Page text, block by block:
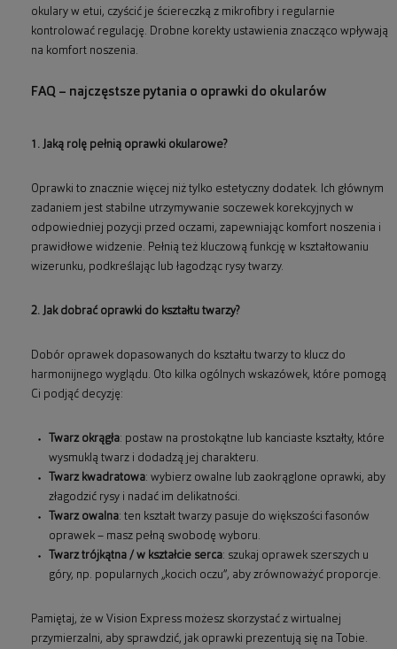
okulary w etui, czyścić je ściereczką z mikrofibry i regularnie
kontrolować regulację. Drobne korekty ustawienia znacząco wpływają
na komfort noszenia.
FAQ – najczęstsze pytania o oprawki do okularów
1. Jaką rolę pełnią oprawki okularowe?
Oprawki to znacznie więcej niż tylko estetyczny dodatek. Ich głównym
zadaniem jest stabilne utrzymywanie soczewek korekcyjnych w
odpowiedniej pozycji przed oczami, zapewniając komfort noszenia i
prawidłowe widzenie. Pełnią też kluczową funkcję w kształtowaniu
wizerunku, podkreślając lub łagodząc rysy twarzy.
2. Jak dobrać oprawki do kształtu twarzy?
Dobór oprawek dopasowanych do kształtu twarzy to klucz do
harmonijnego wyglądu. Oto kilka ogólnych wskazówek, które pomogą
Ci podjąć decyzję:
Twarz okrągła: postaw na prostokątne lub kanciaste kształty, które
wysmuklą twarz i dodadzą jej charakteru.
Twarz kwadratowa: wybierz owalne lub zaokrąglone oprawki, aby
złagodzić rysy i nadać im delikatności.
Twarz owalna: ten kształt twarzy pasuje do większości fasonów
oprawek – masz pełną swobodę wyboru.
Twarz trójkątna / w kształcie serca: szukaj oprawek szerszych u
góry, np. popularnych „kocich oczu”, aby zrównoważyć proporcje.
Pamiętaj, że w Vision Express możesz skorzystać z wirtualnej
przymierzalni, aby sprawdzić, jak oprawki prezentują się na Tobie.